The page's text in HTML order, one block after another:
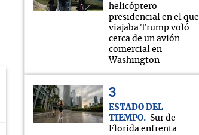
helicóptero
presidencial en el que
viajaba Trump voló
cerca de un avión
comercial en
Washington
ESTADO DEL
TIEMPO
Sur de
Florida enfrenta